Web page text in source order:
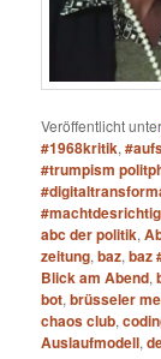
Veröffentlicht unter
#1968kritik,
#trumpism
abc der politik,
zeitung,baz,baz
Blick am Abend,
bot,brüsseler
chaos club,
Auslaufmodell,